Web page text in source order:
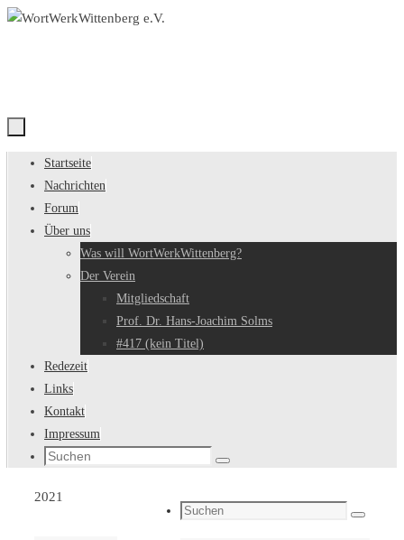
Zum
Zum
Inhalt
springen
Startseite
Nachrichten
Forum
Über uns
Was will WortWerkWittenberg?
Der Verein
Mitgliedschaft
Prof. Dr. Hans-Joachim Solms
#417 (kein Titel)
Redezeit
Links
Kontakt
Impressum
Suche
Suchen
Startseite
2021
Suche
Suchen